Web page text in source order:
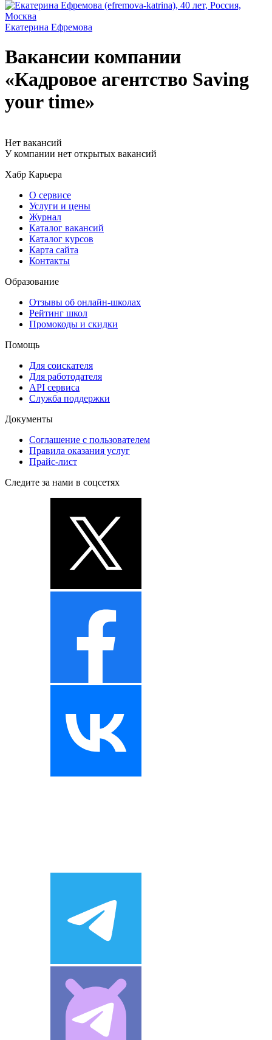
Екатерина Ефремова
Вакансии компании
«Кадровое агентство Saving
your time»
Нет вакансий
У компании нет открытых вакансий
Хабр Карьера
О сервисе
Услуги и цены
Журнал
Каталог вакансий
Каталог курсов
Карта сайта
Контакты
Образование
Отзывы об онлайн-школах
Рейтинг школ
Промокоды и скидки
Помощь
Для соискателя
Для работодателя
API сервиса
Служба поддержки
Документы
Соглашение с пользователем
Правила оказания услуг
Прайс-лист
Следите за нами в соцсетях